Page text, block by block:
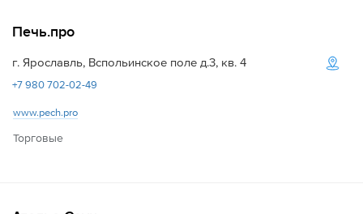
Печь.про
г. Ярославль, Вспольинское поле д.3, кв. 4
+7 980 702-02-49
www.pech.pro
Торговые